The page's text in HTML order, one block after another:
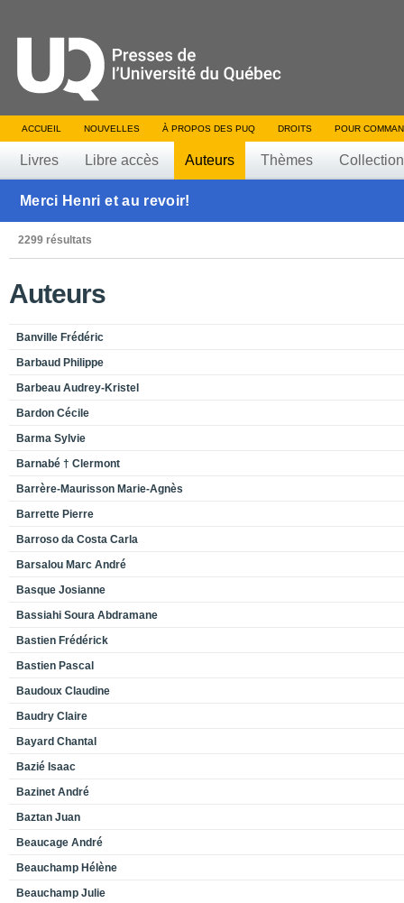
ACCUEIL NOUVELLES À PROPOS DES PUQ DROITS POUR
Livres Libre accès Auteurs Thèmes
Merci Henri et au revoir!
2299 résultats
Auteurs
Banville Frédéric
Barbaud Philippe
Barbeau Audrey-Kristel
Bardon Cécile
Barma Sylvie
Barnabé † Clermont
Barrère-Maurisson Marie-Agnès
Barrette Pierre
Barroso da Costa Carla
Barsalou Marc André
Basque Josianne
Bassiahi Soura Abdramane
Bastien Frédérick
Bastien Pascal
Baudoux Claudine
Baudry Claire
Bayard Chantal
Bazié Isaac
Bazinet André
Baztan Juan
Beaucage André
Beauchamp Hélène
Beauchamp Julie